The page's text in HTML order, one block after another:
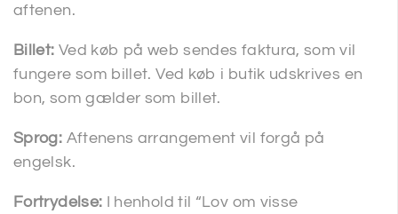
aftenen.
Billet: Ved køb på web sendes faktura, som vil
fungere som billet. Ved køb i butik udskrives en
bon, som gælder som billet.
Sprog: Aftenens arrangement vil forgå på
engelsk.
Fortrydelse: I henhold til “Lov om visse